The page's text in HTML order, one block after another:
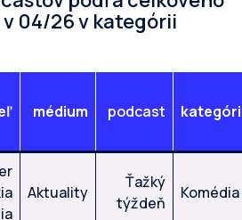
04/26 v kategórii
médium podcast
Aktuality
Ťažký
týždeň
Komédia